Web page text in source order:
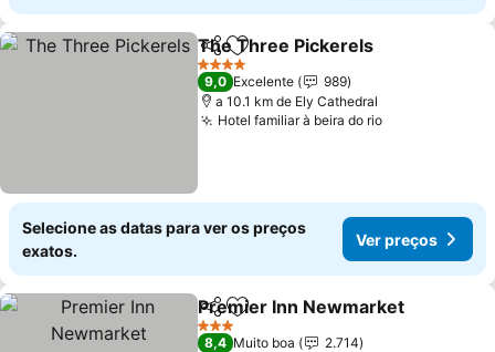
PartilharAdicionar aos favoritos
The Three Pickerels
4 Estrelas
9,0 Excelente
989
a 10.1 km de Ely Cathedral
Hotel familiar à beira do rioVer preços
Selecione as datas para ver os preços
exatos.
Ver preços
PartilharAdicionar aos favoritos
Premier Inn Newmarket
3 Estrelas
8,4 Muito boa
2.714